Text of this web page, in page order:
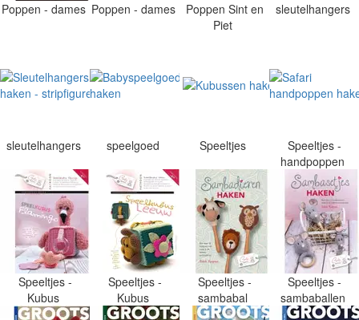
Poppen - dames Poppen - dames
Poppen Sint en
Piet
sleutelhangers
sleutelhangers speelgoed Speeltjes
Speeltjes -
handpoppen
Speeltjes -
Kubus
Speeltjes -
Kubus
Speeltjes -
sambabal
Speeltjes -
sambaballen